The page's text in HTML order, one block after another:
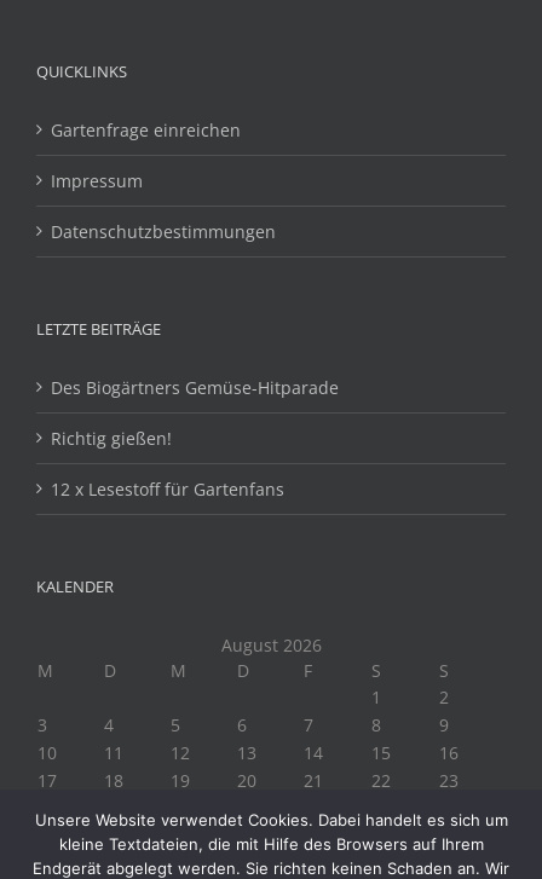
QUICKLINKS
Gartenfrage einreichen
Impressum
Datenschutzbestimmungen
LETZTE BEITRÄGE
Des Biogärtners Gemüse-Hitparade
Richtig gießen!
12 x Lesestoff für Gartenfans
KALENDER
August 2026
M
D M D F S
S
1
2
3
4 5 6 7 8
9
10
11 12 13 14 15
16
17
18 19 20 21 22
23
« Juli
Unsere Website verwendet Cookies. Dabei handelt es sich um
kleine Textdateien, die mit Hilfe des Browsers auf Ihrem
Endgerät abgelegt werden. Sie richten keinen Schaden an. Wir